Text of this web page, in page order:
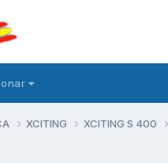
XCITING XCITING S 400